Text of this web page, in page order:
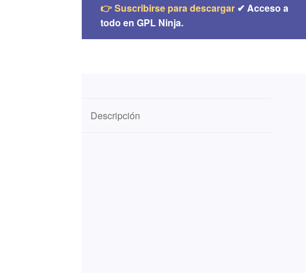
👉 Suscribirse para descargar ✔ Acceso a
todo en GPL Ninja.
Descripción